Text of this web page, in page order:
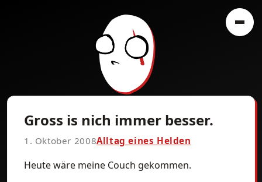
Gross is nich immer besser.
1. Oktober 2008Alltag eines Helden
Heute wäre meine Couch gekommen.